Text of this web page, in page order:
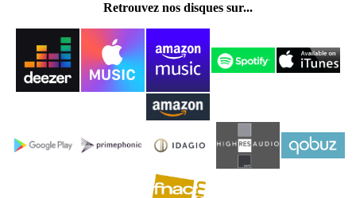
Retrouvez nos disques sur...